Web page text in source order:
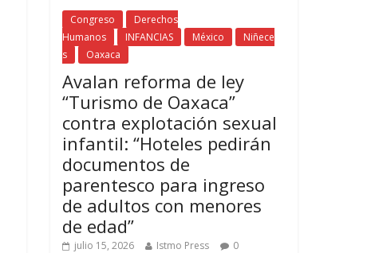
Congreso
Derechos
Humanos
INFANCIAS México
Niñece
s
Oaxaca
Avalan reforma de ley
“Turismo de Oaxaca”
contra explotación sexual
infantil: “Hoteles pedirán
documentos de
parentesco para ingreso
de adultos con menores
de edad”
julio 15, 2026 Istmo Press 0